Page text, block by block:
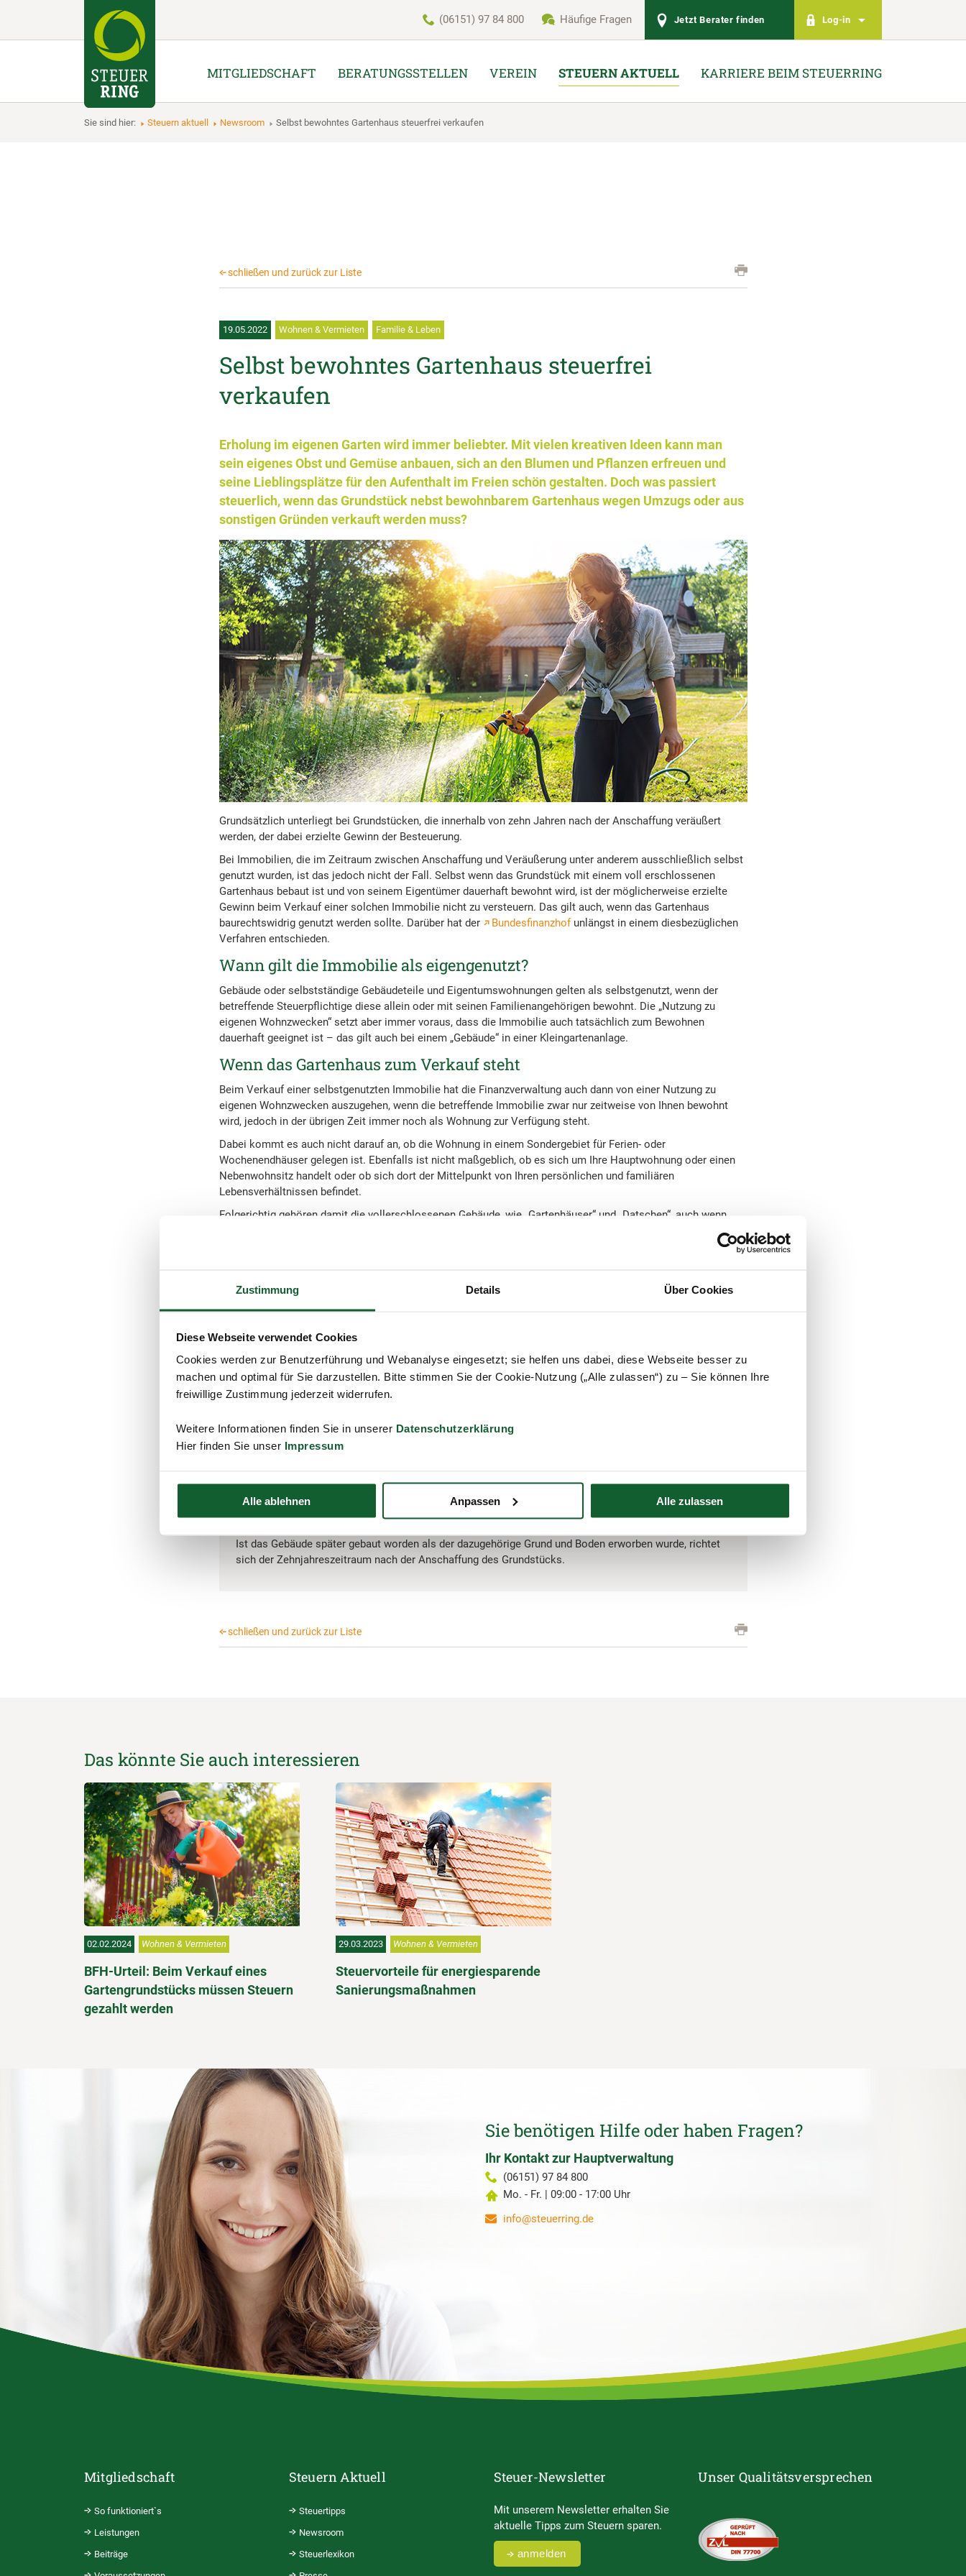
Zustimmung Details Über Cookies
Diese Webseite verwendet Cookies
Cookies werden zur Benutzerführung und Webanalyse eingesetzt; sie helfen uns dabei, diese Webseite besser zu
machen und optimal für Sie darzustellen. Bitte stimmen Sie der Cookie-Nutzung („Alle zulassen“) zu – Sie können Ihre
freiwillige Zustimmung jederzeit widerrufen.
Weitere Informationen finden Sie in unserer Datenschutzerklärung
Hier finden Sie unser Impressum
Alle ablehnen Anpassen Alle zulassen
(06151) 97 84 800 Häufige Fragen Jetzt Berater finden Log-in
MITGLIEDSCHAFT BERATUNGSSTELLEN VEREIN STEUERN AKTUELL KARRIERE BEIM STEUERRING
Sie sind hier: Steuern aktuell Newsroom Selbst bewohntes Gartenhaus steuerfrei verkaufen
schließen und zurück zur Liste
19.05.2022 Wohnen & Vermieten Familie & Leben
Selbst bewohntes Gartenhaus steuerfrei
verkaufen
Erholung im eigenen Garten wird immer beliebter. Mit vielen kreativen Ideen kann man
sein eigenes Obst und Gemüse anbauen, sich an den Blumen und Pflanzen erfreuen und
seine Lieblingsplätze für den Aufenthalt im Freien schön gestalten. Doch was passiert
steuerlich, wenn das Grundstück nebst bewohnbarem Gartenhaus wegen Umzugs oder aus
sonstigen Gründen verkauft werden muss?
Grundsätzlich unterliegt bei Grundstücken, die innerhalb von zehn Jahren nach der Anschaffung veräußert
werden, der dabei erzielte Gewinn der Besteuerung.
Bei Immobilien, die im Zeitraum zwischen Anschaffung und Veräußerung unter anderem ausschließlich selbst
genutzt wurden, ist das jedoch nicht der Fall. Selbst wenn das Grundstück mit einem voll erschlossenen
Gartenhaus bebaut ist und von seinem Eigentümer dauerhaft bewohnt wird, ist der möglicherweise erzielte
Gewinn beim Verkauf einer solchen Immobilie nicht zu versteuern. Das gilt auch, wenn das Gartenhaus
baurechtswidrig genutzt werden sollte. Darüber hat der
Bundesfinanzhofunlängst in einem diesbezüglichen
Verfahren entschieden.
Wann gilt die Immobilie als eigengenutzt?
Gebäude oder selbstständige Gebäudeteile und Eigentumswohnungen gelten als selbstgenutzt, wenn der
betreffende Steuerpflichtige diese allein oder mit seinen Familienangehörigen bewohnt. Die „Nutzung zu
eigenen Wohnzwecken“ setzt aber immer voraus, dass die Immobilie auch tatsächlich zum Bewohnen
dauerhaft geeignet ist – das gilt auch bei einem „Gebäude“ in einer Kleingartenanlage.
Wenn das Gartenhaus zum Verkauf steht
Beim Verkauf einer selbstgenutzten Immobilie hat die Finanzverwaltung auch dann von einer Nutzung zu
eigenen Wohnzwecken auszugehen, wenn die betreffende Immobilie zwar nur zeitweise von Ihnen bewohnt
wird, jedoch in der übrigen Zeit immer noch als Wohnung zur Verfügung steht.
Dabei kommt es auch nicht darauf an, ob die Wohnung in einem Sondergebiet für Ferien- oder
Wochenendhäuser gelegen ist. Ebenfalls ist nicht maßgeblich, ob es sich um Ihre Hauptwohnung oder einen
Nebenwohnsitz handelt oder ob sich dort der Mittelpunkt von Ihren persönlichen und familiären
Lebensverhältnissen befindet.
Folgerichtig gehören damit die vollerschlossenen Gebäude, wie „Gartenhäuser“ und „Datschen“, auch wenn
diese in baurechtswidriger Weise dauerhaft bewohnt wurden, mit zu den durch Rechtsprechung privilegierten
Schwarzbau im Außenbereich oder unerlaubte und nicht genehmigte Dachausbauten entstanden ist. Es
kommt dabei immer darauf an, dass das Gebäude mit seiner Beschaffenheit für dauerhaftes Wohnen
geeignet ist und es vom Steuerpflichtigen auch nachweislich tatsächlich bewohnt wird.
Bei vermietetenGebäudeteilen, Wohnungen etc., liegt kein Ausnahmefall der „Nutzung zu eigenen
Wohnzwecken vor“. Für eine mögliche steuerfreie Veräußerung müssen hier zwischen Anschaffung und
Tipp:
Ist das Gebäude später gebaut worden als der dazugehörige Grund und Boden erworben wurde, richtet
sich der Zehnjahreszeitraum nach der Anschaffung des Grundstücks.
schließen und zurück zur Liste
Das könnte Sie auch interessieren
02.02.2024 Wohnen & Vermieten
BFH-Urteil: Beim Verkauf eines
Gartengrundstücks müssen Steuern
gezahlt werden
29.03.2023 Wohnen & Vermieten
Steuervorteile für energiesparende
Sanierungsmaßnahmen
Sie benötigen Hilfe oder haben Fragen?
Ihr Kontakt zur Hauptverwaltung
(06151) 97 84 800
Mo. - Fr. | 09:00 - 17:00 Uhr
info@steuerring.de
Mitgliedschaft
So funktioniert`s
Leistungen
Beiträge
Steuern Aktuell
Steuertipps
Newsroom
Steuerlexikon
Steuer-Newsletter
Mit unserem Newsletter erhalten Sie
aktuelle Tipps zum Steuern sparen.
anmelden
Unser Qualitätsversprechen